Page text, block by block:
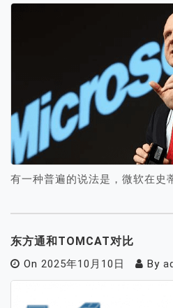
有一种普遍的说法是，微软在史
东方通和TOMCAT对比
On 2025年10月10日 By